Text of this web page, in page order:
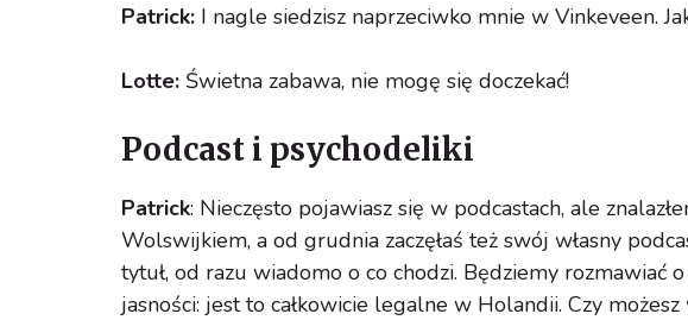
Patrick: I nagle siedzisz naprzeciwko mnie w Vinkeveen.
Lotte: Świetna zabawa, nie mogę się doczekać!
Podcast i psychodeliki
Patrick: Nieczęsto pojawiasz się w podcastach, ale
Wolswijkiem, a od grudnia zaczęłaś też swój własny
tytuł, od razu wiadomo o co chodzi. Będziemy rozmawiać
jasności: jest to całkowicie legalne w Holandii. Czy